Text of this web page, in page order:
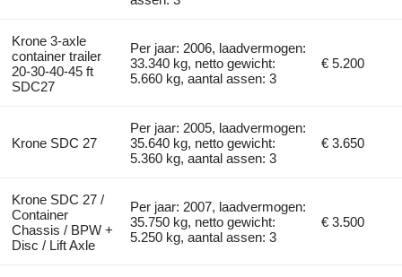
Krone 3-axle
container trailer
20-30-40-45 ft
SDC27
Per jaar: 2006, laadvermogen:
33.340 kg, netto gewicht:
5.660 kg, aantal assen: 3
€ 5.200
Krone SDC 27
Per jaar: 2005, laadvermogen:
35.640 kg, netto gewicht:
5.360 kg, aantal assen: 3
€ 3.650
Krone SDC 27 /
Container
Chassis / BPW +
Disc / Lift Axle
Per jaar: 2007, laadvermogen:
35.750 kg, netto gewicht:
5.250 kg, aantal assen: 3
€ 3.500